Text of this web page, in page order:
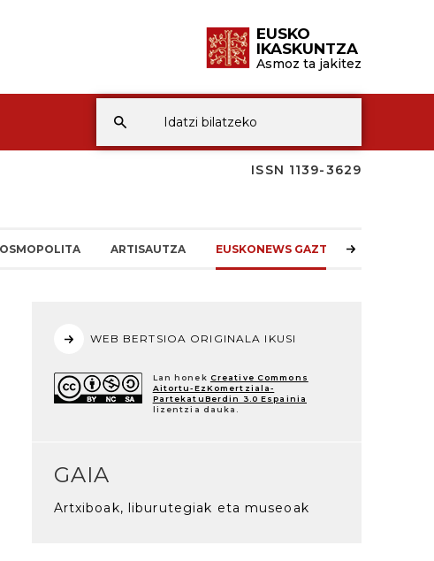
EUSKO
IKASKUNTZA
Asmoz ta jakitez
ISSN 1139-3629
ARTISAUTZA EUSKONEWS GAZTEA
WEB BERTSIOA ORIGINALA IKUSI
Lan honek Creative Commons
Aitortu-EzKomertziala-
PartekatuBerdin 3.0 Espainia
lizentzia dauka.
GAIA
Artxiboak, liburutegiak eta museoak